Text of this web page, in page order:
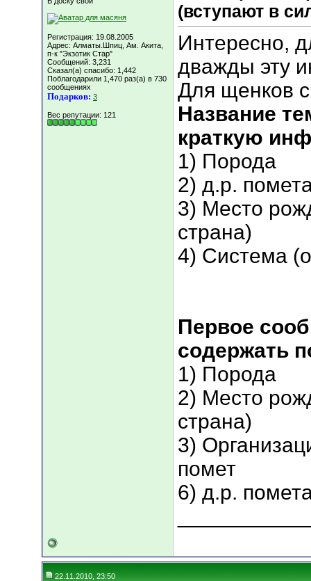
Регистрация: 19.08.2005
Адрес: Алматы.Шпиц, Ам. Акита,
п-к "Экзотик Стар"
Сообщений: 3,231
Сказал(а) спасибо: 1,442
Поблагодарили 1,470 раз(а) в 730
сообщениях
Подарков: 3
Вес репутации: 121
(вступают в
Интересно,
дважды эту
Для щенков
Название
краткую
1) Порода
2) д.р.
3) Место
страна)
4) Система
Первое
содержать
1) Порода
2) Место
страна)
3)
помет
6) д.р.
22.11.2010, 23:50